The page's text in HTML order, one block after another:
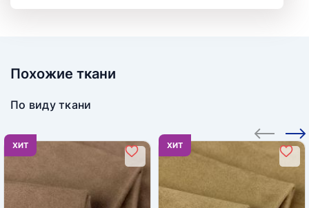
Похожие ткани
По виду ткани
ХИТ ХИТ